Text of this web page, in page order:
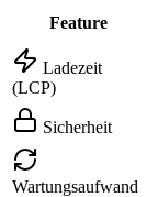
Feature
Ladezeit
(LCP)
Sicherheit
Wartungsaufwand